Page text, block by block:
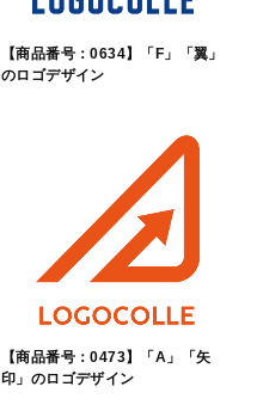
【商品番号：0634】「F」「翼」
のロゴデザイン
【商品番号：0473】「A」「矢
印」のロゴデザイン